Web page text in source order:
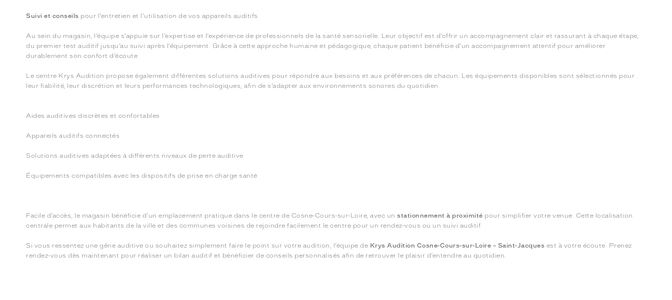
Suivi et conseils pour l’entretien et l’utilisation de vos appareils auditifs
Au sein du magasin, l’équipe s’appuie sur l’expertise et l’expérience de professionnels de la santé sensorielle. Leur objectif est d’offrir un accompagnement clair et rassurant à chaque étape,
du premier test auditif jusqu’au suivi après l’équipement. Grâce à cette approche humaine et pédagogique, chaque patient bénéficie d’un accompagnement attentif pour améliorer
durablement son confort d’écoute
Le centre Krys Audition propose également différentes solutions auditives pour répondre aux besoins et aux préférences de chacun. Les équipements disponibles sont sélectionnés pour
leur fiabilité, leur discrétion et leurs performances technologiques, afin de s’adapter aux environnements sonores du quotidien
Aides auditives discrètes et confortables
Appareils auditifs connectés
Solutions auditives adaptées à différents niveaux de perte auditive
Équipements compatibles avec les dispositifs de prise en charge santé
Facile d’accès, le magasin bénéficie d’un emplacement pratique dans le centre de Cosne-Cours-sur-Loire, avec unstationnement à proximité pour simplifier votre venue. Cette localisation
centrale permet aux habitants de la ville et des communes voisines de rejoindre facilement le centre pour un rendez-vous ou un suivi auditif.
Si vous ressentez une gêne auditive ou souhaitez simplement faire le point sur votre audition, l’équipe de Krys Audition Cosne-Cours-sur-Loire – Saint-Jacques est à votre écoute. Prenez
rendez-vous dès maintenant pour réaliser un bilan auditif et bénéficier de conseils personnalisés afin de retrouver le plaisir d’entendre au quotidien.